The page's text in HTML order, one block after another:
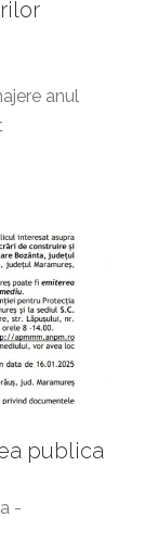
anul
publica
-